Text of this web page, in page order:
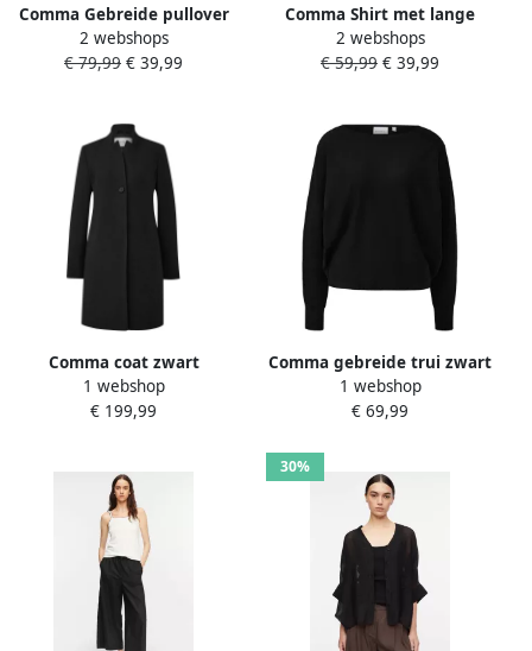
Comma Gebreide pullover
met zijsplitten
2 webshops
€ 79,99 € 39,99
Comma Shirt met lange
mouwen met 3 4 mouwen
2 webshops
€ 59,99 € 39,99
Comma coat zwart
1 webshop
€ 199,99
Comma gebreide trui zwart
1 webshop
€ 69,99
30%